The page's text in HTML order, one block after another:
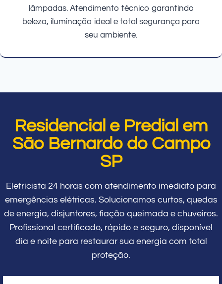
lâmpadas. Atendimento técnico garantindo
beleza, iluminação ideal e total segurança para
seu ambiente.
Residencial e Predial em
São Bernardo do Campo
SP
Eletricista 24 horas com atendimento imediato para
emergências elétricas. Solucionamos curtos, quedas
de energia, disjuntores, fiação queimada e chuveiros.
Profissional certificado, rápido e seguro, disponível
dia e noite para restaurar sua energia com total
proteção.